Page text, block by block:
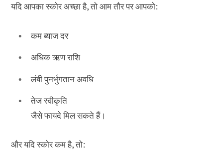
यदि आपका स्कोर अच्छा है, तो आम तौर पर आपको:
कम ब्याज दर
अधिक ऋण राशि
लंबी पुनर्भुगतान अवधि
तेज स्वीकृति
जैसे फायदे मिल सकते हैं।
और यदि स्कोर कम है, तो: